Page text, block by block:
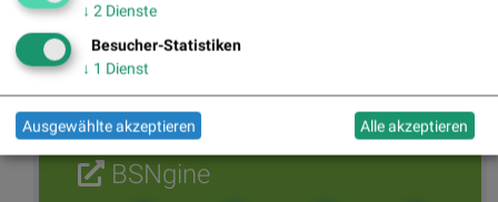
Christian Drastil: Wiener Börse Plausch
Wiener Börse Party #1214: ATX nach Rekord
unchanged, AT&S / Bajaj Mobility sehr auffällig, 150er-
Bilanz und Wienerberger-Aufnahme
BSNgine
↓ 2 Dienste
Besucher-Statistiken
↓ 1 Dienst
Ausgewählte akzeptieren Alle akzeptieren